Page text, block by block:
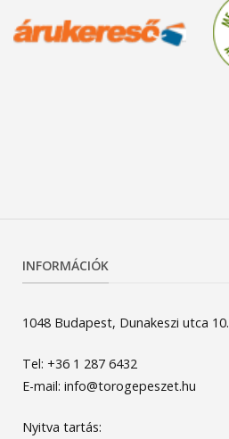
INFORMÁCIÓK
1048 Budapest, Dunakeszi utca 10.
Tel: +36 1 287 6432
E-mail: info@torogepeszet.hu
Nyitva tartás: